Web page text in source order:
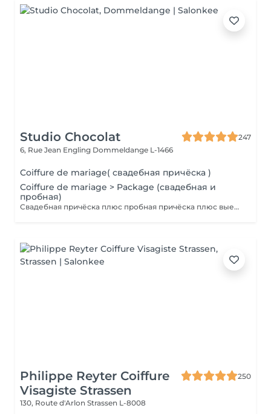
Studio Chocolat
247
6, Rue Jean Engling Dommeldange L-1466
Coiffure de mariage( свадебная причёска )
Coiffure de mariage > Package (свадебная и
пробная)
Свадебная причёска плюс пробная причёска плюс выезд на дом. Паркинг оплачивается отдельно.
Philippe Reyter Coiffure
Visagiste Strassen
250
130, Route d'Arlon Strassen L-8008